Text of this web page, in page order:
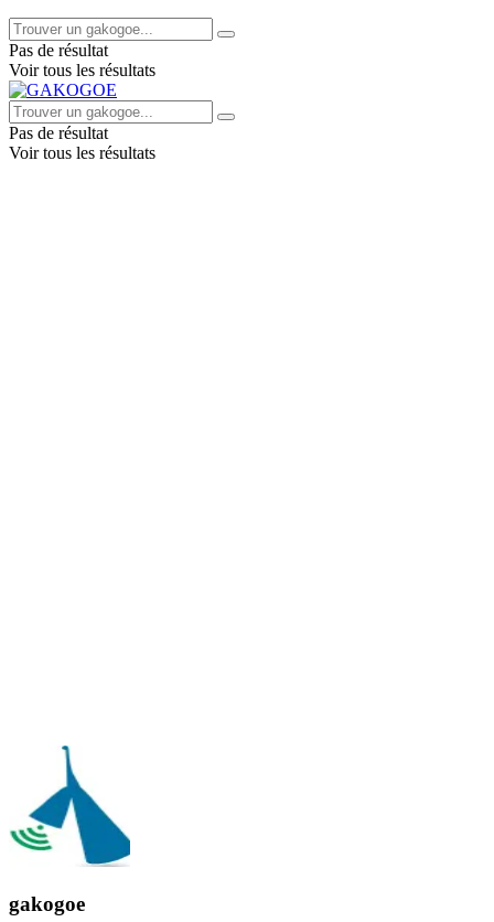
Pas de résultat
Voir tous les résultats
Pas de résultat
Voir tous les résultats
gakogoe